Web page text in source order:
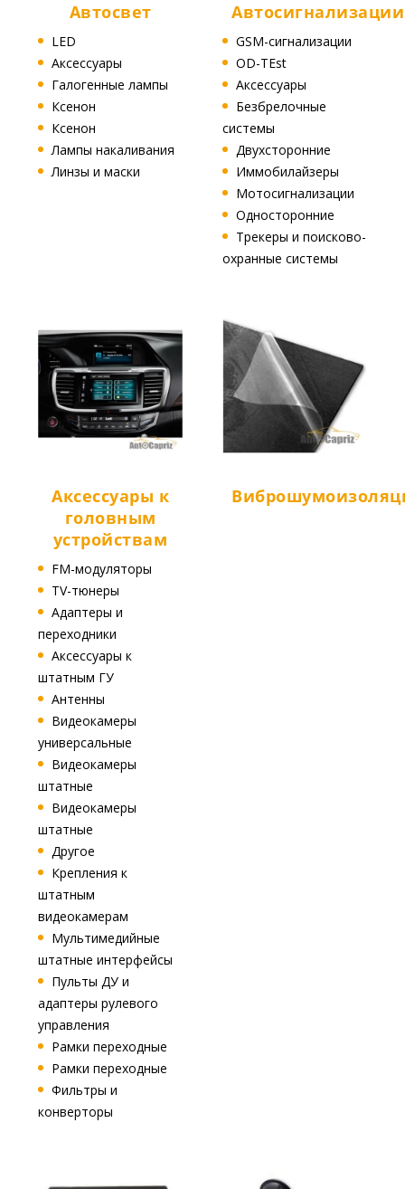
Автосвет
LED
Аксессуары
Галогенные лампы
Ксенон
Ксенон
Лампы накаливания
Линзы и маски
Автосигнализации
GSM-сигнализации
OD-TEst
Аксессуары
Безбрелочные
системы
Двухсторонние
Иммобилайзеры
Мотосигнализации
Односторонние
Трекеры и поисково-
охранные системы
Аксессуары к
головным
устройствам
FM-модуляторы
TV-тюнеры
Адаптеры и
переходники
Аксессуары к
штатным ГУ
Антенны
Видеокамеры
универсальные
Видеокамеры
штатные
Видеокамеры
штатные
Другое
Крепления к
штатным
видеокамерам
Мультимедийные
штатные интерфейсы
Пульты ДУ и
адаптеры рулевого
управления
Рамки переходные
Рамки переходные
Фильтры и
конверторы